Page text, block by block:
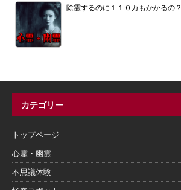
除霊するのに１１０万もかかるの？
カテゴリー
トップページ
心霊・幽霊
不思議体験